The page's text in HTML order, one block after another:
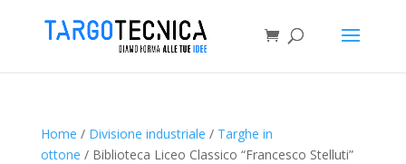
Home / Divisione industriale / Targhe in
ottone / Biblioteca Liceo Classico “Francesco Stelluti”